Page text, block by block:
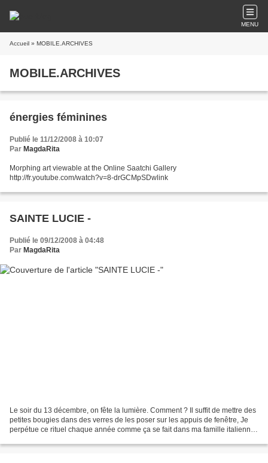
MENU
Accueil » MOBILE.ARCHIVES
MOBILE.ARCHIVES
énergies féminines
Publié le 11/12/2008 à 10:07
Par MagdaRita
Morphing art viewable at the Online Saatchi Gallery
http://fr.youtube.com/watch?v=8-drGCMpSDwlink
SAINTE LUCIE -
Publié le 09/12/2008 à 04:48
Par MagdaRita
Le soir du 13 décembre, on fête la lumière. Comment ? Il suffit de mettre des
petites bougies dans des verres de les poser sur les appuis de fenêtre, Je
perpétue ce rituel chaque année comme ça se fait dans ma famille italienne.